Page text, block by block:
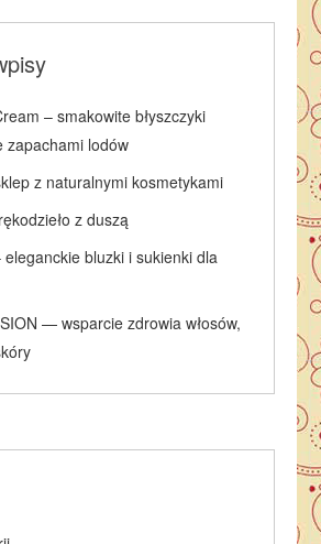
– smakowite błyszczyki
zapachami lodów
z naturalnymi kosmetykami
z duszą
eleganckie bluzki i sukienki dla
— wsparcie zdrowia włosów,